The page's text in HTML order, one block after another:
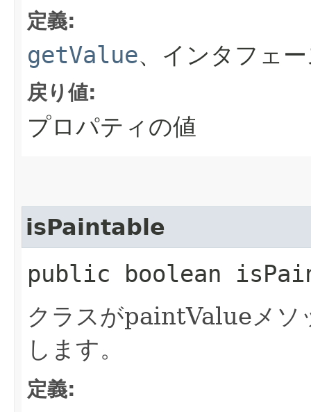
定義:
getValue、インタフェ
戻り値:
プロパティの値
isPaintable
public boolean
クラスがpaintValueメソ
します。
定義: